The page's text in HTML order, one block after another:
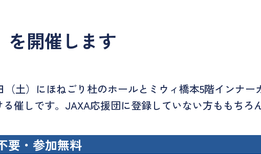
を開催します
（土）にほねごり杜のホールとミウィ橋本5階インナー
催しです。JAXA応援団に登録していない方ももちろ
要・参加無料